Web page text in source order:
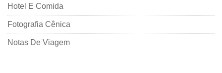
Hotel E Comida
Fotografia Cênica
Notas De Viagem